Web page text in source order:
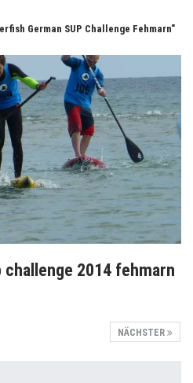
German SUP Challenge Fehmarn"
2014 fehmarn
NÄCHSTER